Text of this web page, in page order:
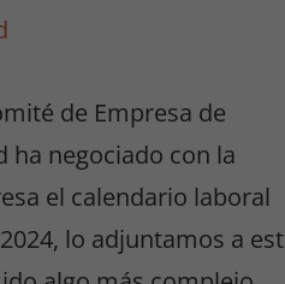
de Empresa de
ha negociado con la
el calendario laboral
lo adjuntamos a